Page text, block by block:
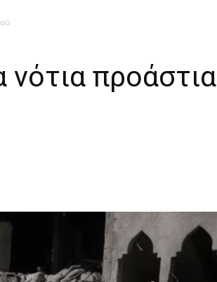
νότια προάστια